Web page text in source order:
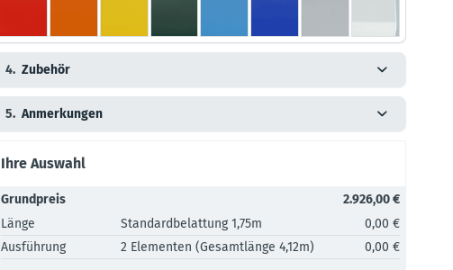
4. Zubehör
5. Anmerkungen
Ihre Auswahl
Grundpreis
2.926,00 €
Länge
Standardbelattung 1,75m
0,00 €
Ausführung
2 Elementen (Gesamtlänge 4,12m) 0,00 €